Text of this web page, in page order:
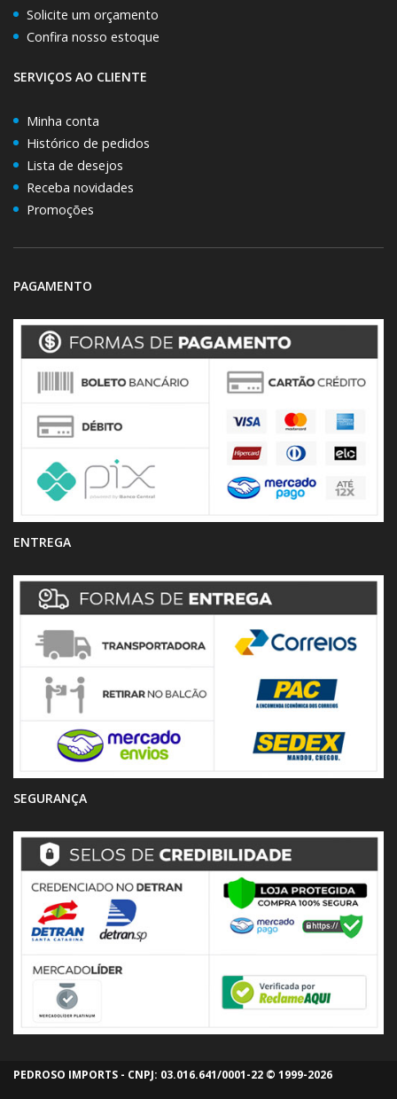
Solicite um orçamento
Confira nosso estoque
SERVIÇOS AO CLIENTE
Minha conta
Histórico de pedidos
Lista de desejos
Receba novidades
Promoções
PAGAMENTO
ENTREGA
SEGURANÇA
PEDROSO IMPORTS - CNPJ: 03.016.641/0001-22 © 1999-2026